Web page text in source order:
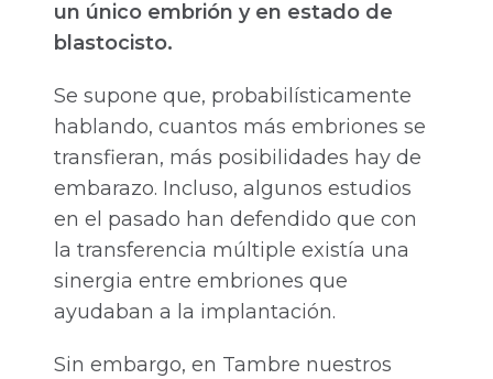
un único embrión y en estado de
blastocisto.
Se supone que, probabilísticamente
hablando, cuantos más embriones se
transfieran, más posibilidades hay de
embarazo. Incluso, algunos estudios
en el pasado han defendido que con
la transferencia múltiple existía una
sinergia entre embriones que
ayudaban a la implantación.
Sin embargo, en Tambre nuestros